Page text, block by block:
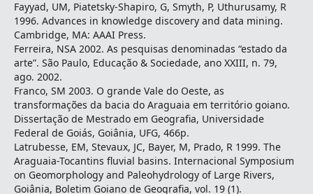
Fayyad, UM, Piatetsky-Shapiro, G, Smyth, P, Uthurusamy, R
1996. Advances in knowledge discovery and data mining.
Cambridge, MA: AAAI Press.
Ferreira, NSA 2002. As pesquisas denominadas “estado da
arte”. São Paulo, Educação & Sociedade, ano XXIII, n. 79,
ago. 2002.
Franco, SM 2003. O grande Vale do Oeste, as
transformações da bacia do Araguaia em território goiano.
Dissertação de Mestrado em Geografia, Universidade
Federal de Goiás, Goiânia, UFG, 466p.
Latrubesse, EM, Stevaux, JC, Bayer, M, Prado, R 1999. The
Araguaia-Tocantins fluvial basins. Internacional Symposium
on Geomorphology and Paleohydrology of Large Rivers,
Goiânia, Boletim Goiano de Geografia, vol. 19 (1).